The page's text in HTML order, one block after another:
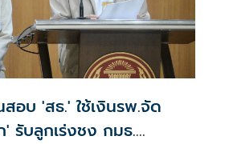
อบ 'สธ.' ใช้เงินรพ.จัด
รับลูกเร่งชง กมธ.